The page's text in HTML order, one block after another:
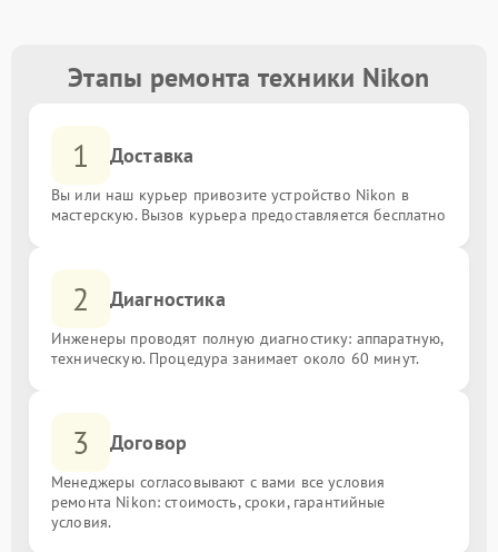
Этапы ремонта техники Nikon
1 Доставка
Вы или наш курьер привозите устройство Nikon в
мастерскую. Вызов курьера предоставляется бесплатно
2 Диагностика
Инженеры проводят полную диагностику: аппаратную,
техническую. Процедура занимает около 60 минут.
3 Договор
Менеджеры согласовывают с вами все условия
ремонта Nikon: стоимость, сроки, гарантийные
условия.